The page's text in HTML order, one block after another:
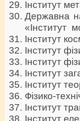
Інститут
Державна
«Інститут
Інститут
Інститут
Інститут
Інститут
Інститут
Фізико-
Інститут
Інститут